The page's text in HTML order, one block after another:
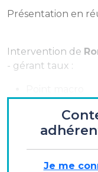
Présentation en
Intervention de
- gérant taux :
Stratégie et
Stratégie et
Allocation
Je me